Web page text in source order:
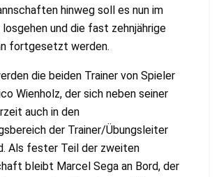
hinweg soll es nun im
und die fast zehnjährige
fortgesetzt werden.
die beiden Trainer von Spieler
Wienholz, der sich neben seiner
auch in den
der Trainer/Übungsleiter
Als fester Teil der zweiten
bleibt Marcel Sega an Bord, der